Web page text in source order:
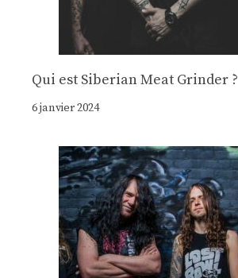
Qui est Siberian Meat Grinder ?
6 janvier 2024